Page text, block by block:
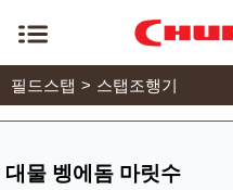
필드스탭 스탭조행기
대물 벵에돔 마릿수